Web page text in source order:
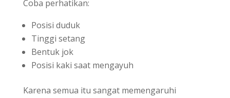
Coba perhatikan:
Posisi duduk
Tinggi setang
Bentuk jok
Posisi kaki saat mengayuh
Karena semua itu sangat memengaruhi